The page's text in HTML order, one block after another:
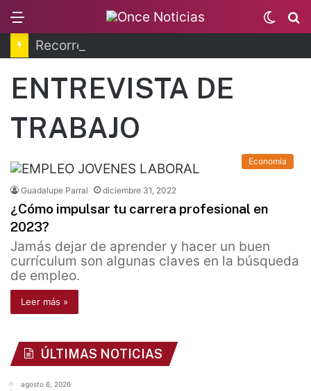
Switch
skin
ENTREVISTA DE
TRABAJO
Economía
Guadalupe Parral diciembre 31, 2022
¿Cómo impulsar tu carrera profesional en
2023?
Jamás dejar de aprender y hacer un buen
currículum son algunas claves en la búsqueda
de empleo.
Leer más »
ÚLTIMAS NOTICIAS
agosto 6, 2026